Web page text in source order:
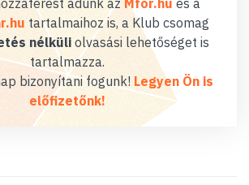
adunk az Mfor.hu és a
tartalmaihoz is, a Klub csomag
nélküliolvasási lehetőséget is
tartalmazza.
bizonyítani fogunk! Legyen Ön is
előfizetőnk!